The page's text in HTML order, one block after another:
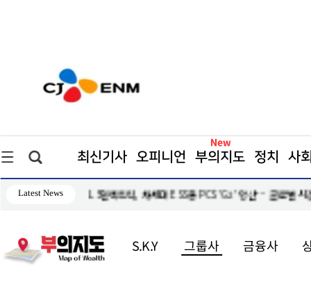
최신기사 오피니언 부의지도 정치 사
Latest News
지속 LS일렉트릭, 차세대 ESS용 PCS 'G2' 양산… 글로벌 시
S.K.Y 그룹사 금융사